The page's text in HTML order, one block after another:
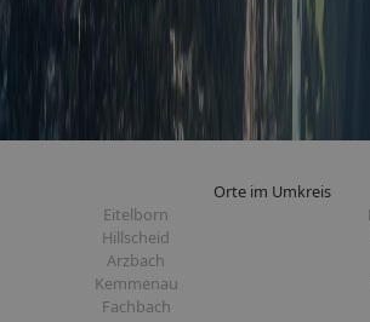
Orte im Umkreis
Eitelborn
Hillscheid
Arzbach
Kemmenau
Fachbach